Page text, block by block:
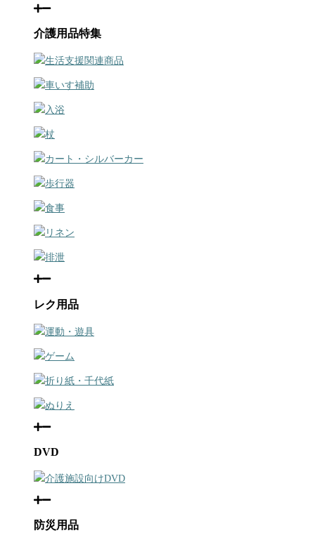
介護用品特集
生活支援関連商品
車いす補助
入浴
杖
カート・シルバーカー
歩行器
食事
リネン
排泄
レク用品
運動・遊具
ゲーム
折り紙・千代紙
ぬりえ
DVD
介護施設向けDVD
防災用品